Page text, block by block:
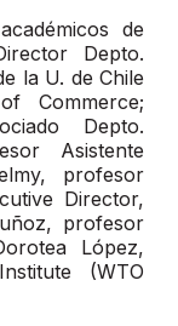
de
Depto.
la U. de Chile
Commerce;
Depto.
Asistente
profesor
Director,
profesor
López,
(WTO